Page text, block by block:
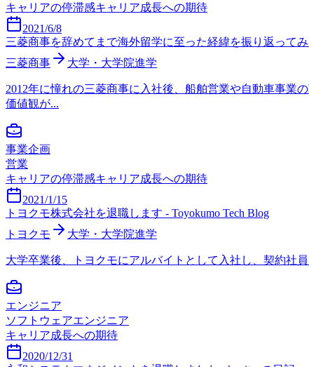
キャリアの停滞感キャリア成長への期待
2021/6/8
三菱商事を辞めてまで海外留学に至った経緯を振り返ってみ
三菱商事
大学・大学院進学
2012年に憧れの三菱商事に入社後、船舶営業や自動車事業
価値観が...
事業企画
営業
キャリアの停滞感キャリア成長への期待
2021/1/15
トヨクモ株式会社を退職します - Toyokumo Tech Blog
トヨクモ
大学・大学院進学
大学卒業後、トヨクモにアルバイトとして入社し、契約社
エンジニア
ソフトウェアエンジニア
キャリア成長への期待
2020/12/31